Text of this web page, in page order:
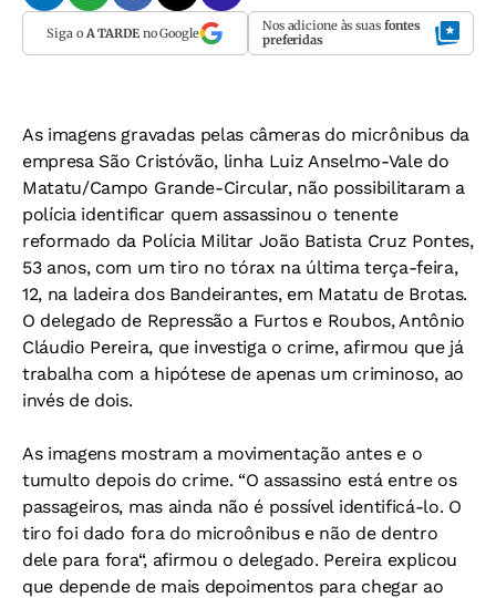
Siga o A TARDEno Google Nos adicione às suas fontes
preferidas
As imagens gravadas pelas câmeras do micrônibus da
empresa São Cristóvão, linha Luiz Anselmo-Vale do
Matatu/Campo Grande-Circular, não possibilitaram a
polícia identificar quem assassinou o tenente
reformado da Polícia Militar João Batista Cruz Pontes,
53 anos, com um tiro no tórax na última terça-feira,
12, na ladeira dos Bandeirantes, em Matatu de Brotas.
O delegado de Repressão a Furtos e Roubos, Antônio
Cláudio Pereira, que investiga o crime, afirmou que já
trabalha com a hipótese de apenas um criminoso, ao
invés de dois.
As imagens mostram a movimentação antes e o
tumulto depois do crime. “O assassino está entre os
passageiros, mas ainda não é possível identificá-lo. O
tiro foi dado fora do microônibus e não de dentro
dele para fora“, afirmou o delegado. Pereira explicou
que depende de mais depoimentos para chegar ao